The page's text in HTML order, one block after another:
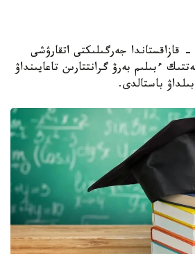
استانا. KAZINFORM - قازاقستاندا جەرگىلىكتى اتقارۋشى
ءبىلىم بەرۋ گرانتتارىن تاعايىنداۋ
باستالدى.